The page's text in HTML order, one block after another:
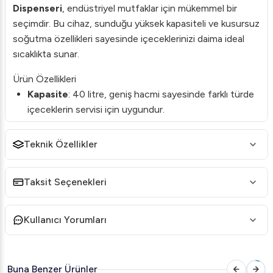
Dispenseri, endüstriyel mutfaklar için mükemmel bir
seçimdir. Bu cihaz, sunduğu yüksek kapasiteli ve kusursuz
soğutma özellikleri sayesinde içeceklerinizi daima ideal
sıcaklıkta sunar.
Ürün Özellikleri
Kapasite: 40 litre, geniş hacmi sayesinde farklı türde
içeceklerin servisi için uygundur.
Dijital Kontrol Paneli: Kolay kullanım ve hızlı ayar
imkanı sunar.
Panaromik Tasarım: Modern görünümü ile her türlü
ortamda şıklığını korur, içeceklerin görselliğini öne
çıkarır.
Renk: Sarı, enerji dolu ve dikkat çekici bir renk sunar.
Enerji Verimliliği: Düşük enerji tüketimi ile
Teknik Özellikler
Taksit Seçenekleri
Kullanıcı Yorumları
Buna Benzer Ürünler